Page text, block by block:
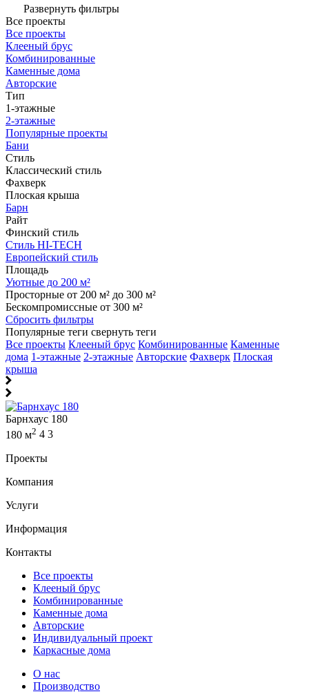
Развернуть фильтры
Все проекты
Все проекты
Клееный брус
Комбинированные
Каменные дома
Авторские
Тип
1-этажные
2-этажные
Популярные проекты
Бани
Стиль
Классический стиль
Фахверк
Плоская крыша
Барн
Райт
Финский стиль
Стиль HI-TECH
Европейский стиль
Площадь
Уютные до 200 м²
Просторные от 200 м² до 300 м²
Бескомпромиссные от 300 м²
Сбросить фильтры
Популярные теги свернуть теги
Все проекты Клееный брус Комбинированные Каменные
дома 1-этажные 2-этажные Авторские Фахверк Плоская
крыша
Барнхаус 180
180 м2 4 3
Проекты
Компания
Услуги
Информация
Контакты
Все проекты
Клееный брус
Комбинированные
Каменные дома
Авторские
Индивидуальный проект
Каркасные дома
О нас
Производство